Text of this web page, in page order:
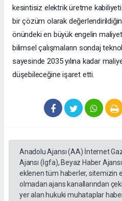
kesintisiz elektrik üretme
bir çözüm olarak
önündeki en büyük engelin
bilimsel çalışmaların sondaj
sayesinde 2035 yılına kadar
düşebileceğine işaret etti.
Anadolu Ajansı (AA) İnternet
Ajansı (İgfa), Beyaz Haber
eklenen tüm haberler, sitemizin
olmadan ajans kanallarından
yer alan hukuki muhataplar